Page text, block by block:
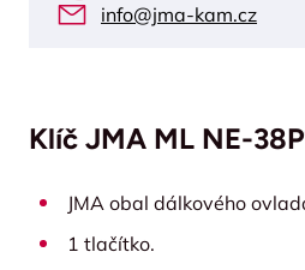
info@jma-kam.cz
Klíč JMA ML NE-
JMA obal dálkového
1 tlačítko.